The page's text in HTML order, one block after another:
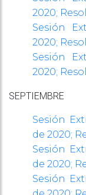
2020;
Sesión
2020;
Sesión
2020;
SEPTIEMBRE
Sesión
de 2020;
Sesión
de 2020;
Sesión